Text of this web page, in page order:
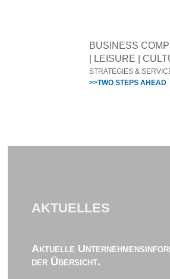
BUSINESS
| LEISURE |
STRATEGIES &
>>TWO STEPS AHEAD
AKTUELLES
Aktuelle
der Übersicht.